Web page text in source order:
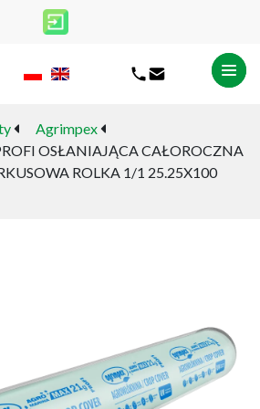
Agrimpex
OSŁANIAJĄCA CAŁOROCZNA
ROLKA 1/1 25.25X100